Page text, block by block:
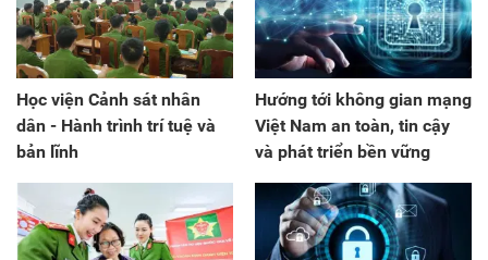
Học viện Cảnh sát nhân
dân - Hành trình trí tuệ và
bản lĩnh
Hướng tới không gian mạng
Việt Nam an toàn, tin cậy
và phát triển bền vững